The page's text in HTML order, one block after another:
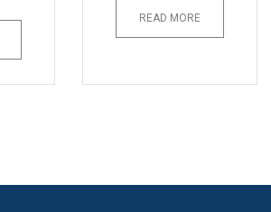
READ MORE